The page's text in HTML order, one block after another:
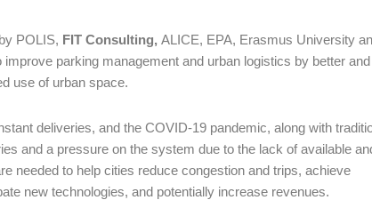
POLIS, FIT Consulting, ALICE, EPA, Erasmus University
parking management and urban logistics by better and
use of urban space.
deliveries, and the COVID-19 pandemic, along with
and a pressure on the system due to the lack of available
needed to help cities reduce congestion and trips, achieve
new technologies, and potentially increase revenues.